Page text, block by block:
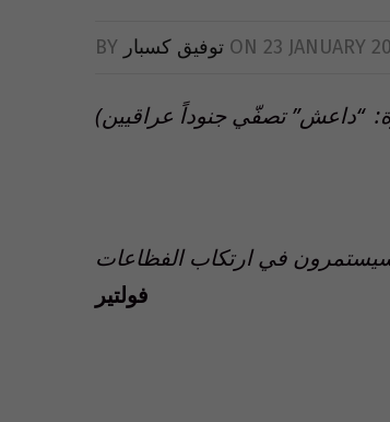
BY توفيق كسبار ON 23 JANUARY
سيستمرون في ارتكاب الفظاعات
فولتير